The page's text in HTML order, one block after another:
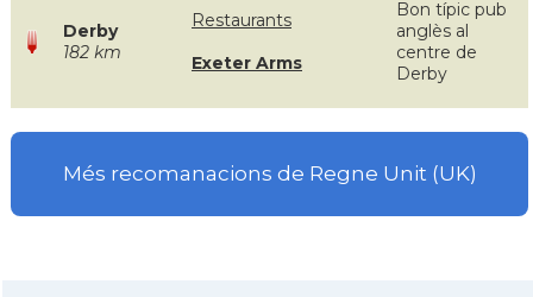
Derby
182 km
Restaurants
Exeter Arms
Bon típic pub
anglès al
centre de
Derby
Més recomanacions de Regne Unit (UK)